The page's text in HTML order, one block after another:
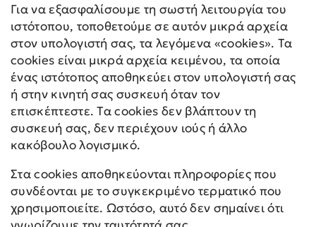
Για να εξασφαλίσουμε τη σωστή λειτουργία του
ιστότοπου, τοποθετούμε σε αυτόν μικρά αρχεία
στον υπολογιστή σας, τα λεγόμενα «cookies». Τα
cookies είναι μικρά αρχεία κειμένου, τα οποία
ένας ιστότοπος αποθηκεύει στον υπολογιστή σας
ή στην κινητή σας συσκευή όταν τον
επισκέπτεστε. Τα cookies δεν βλάπτουν τη
συσκευή σας, δεν περιέχουν ιούς ή άλλο
κακόβουλο λογισμικό.
Στα cookies αποθηκεύονται πληροφορίες που
συνδέονται με το συγκεκριμένο τερματικό που
χρησιμοποιείτε. Ωστόσο, αυτό δεν σημαίνει ότι